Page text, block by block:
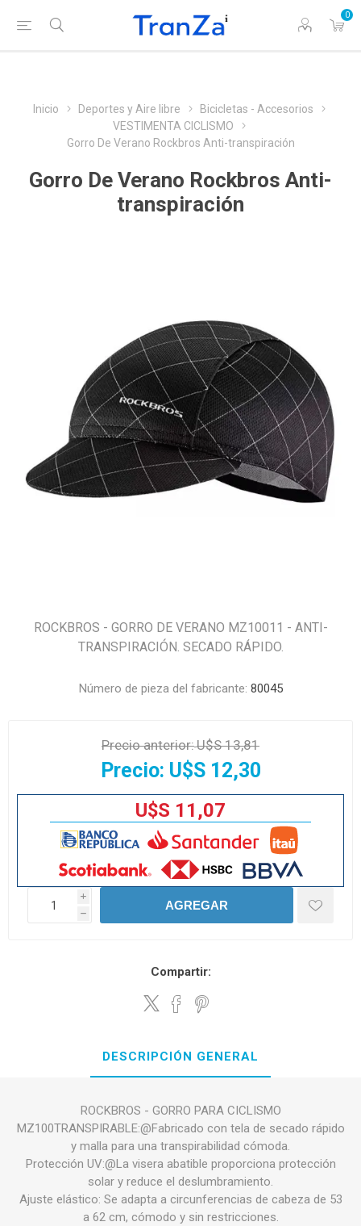
0
Inicio Deportes y Aire libre
Bicicletas - Accesorios
VESTIMENTA CICLISMO
Gorro De Verano Rockbros Anti-transpiración
Gorro De Verano Rockbros Anti-
transpiración
ROCKBROS - GORRO DE VERANO MZ10011 - ANTI-
TRANSPIRACIÓN. SECADO RÁPIDO.
Número de pieza del fabricante: 80045
Precio anterior:U$S 13,81
Precio: U$S 12,30
U$S 11,07
i
h
AGREGAR
Compartir:
DESCRIPCIÓN GENERAL
ROCKBROS - GORRO PARA CICLISMO
MZ100TRANSPIRABLE:@Fabricado con tela de secado rápido
y malla para una transpirabilidad cómoda.
Protección UV:@La visera abatible proporciona protección
solar y reduce el deslumbramiento.
Ajuste elástico: Se adapta a circunferencias de cabeza de 53
a 62 cm, cómodo y sin restricciones.